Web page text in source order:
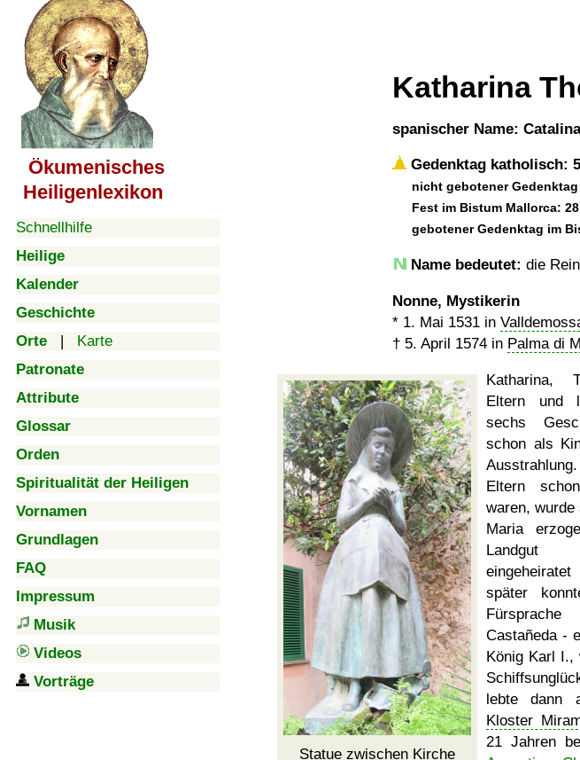
Ökumenisches
Heiligenlexikon
Schnellhilfe
Heilige
Kalender
Geschichte
Orte | Karte
Patronate
Attribute
Glossar
Orden
Spiritualität der Heiligen
Vornamen
Grundlagen
FAQ
Impressum
Musik
Videos
Vorträge
Katharina
spanischer Name: Catalina
Gedenktag katholisch:
nicht gebotener
Fest im Bistum Mallorca:
gebotener Gedenktag im
Name bedeutet: die
Nonne, Mystikerin
* 1. Mai 1531 in
† 5. April 1574 in Palma di
Statue zwischen Kirche
Katharina,
Eltern und
sechs
schon als
Eltern
waren, wurde
Maria
Landgut
später
Castañeda -
König Karl I.,
lebte dann
Kloster
21 Jahren